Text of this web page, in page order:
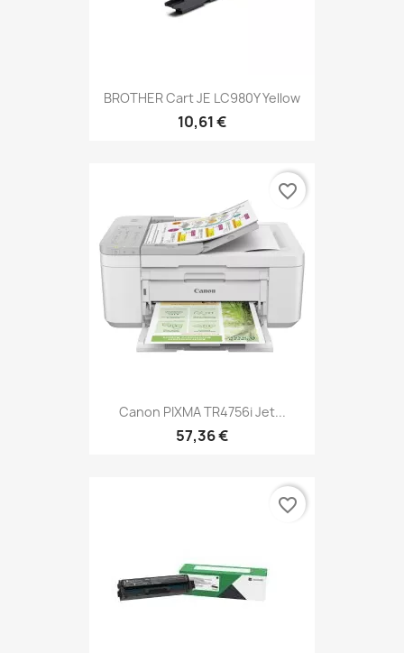
BROTHER Cart JE LC980Y Yellow
10,61 €
Canon PIXMA TR4756i Jet...
57,36 €
favorite_border
favorite_border